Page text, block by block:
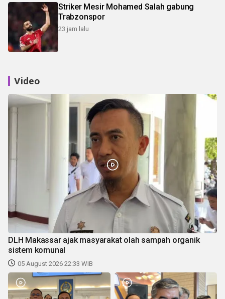
Striker Mesir Mohamed Salah gabung
Trabzonspor
23 jam lalu
Video
DLH Makassar ajak masyarakat olah sampah organik
sistem komunal
05 August 2026 22:33 WIB